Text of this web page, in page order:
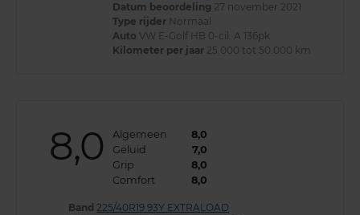
Datum beoordeling 27 november 2021
Type rijder Normaal
Auto VW E-Golf HB 0-cil. A 136pk
Kilometer per jaar 25.000 tot 50.000 km
8,0 Algemeen
8,0
Geluid
7,0
Grip
8,0
Comfort
8,0
Band 225/40R19 93Y EXTRALOAD